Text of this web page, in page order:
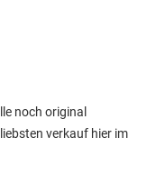
noch original
verkauf hier im